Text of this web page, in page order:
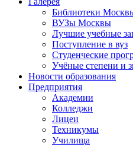
Библиотеки
ВУЗы Москвы
Лучшие учебные
Поступление в вуз
Студенческие
Учёные степени и
Новости образования
Предприятия
Академии
Колледжи
Лицеи
Техникумы
Училища